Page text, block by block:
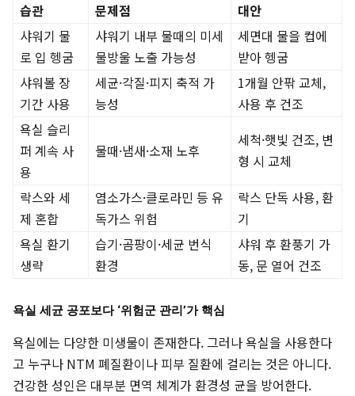
습관 문제점
대안
샤워기 물
로 입 헹굼
샤워기 내부 물때의 미세
물방울 노출 가능성
세면대 물을 컵에
받아 헹굼
샤워볼 장
기간 사용
세균·각질·피지 축적 가
능성
1개월 안팎 교체,
사용 후 건조
욕실 슬리
퍼 계속 사
용
물때·냄새·소재 노후
세척·햇빛 건조, 변
형 시 교체
락스와 세
제 혼합
염소가스·클로라민 등 유
독가스 위험
락스 단독 사용, 환
기
욕실 환기
생략
습기·곰팡이·세균 번식
환경
샤워 후 환풍기 가
동, 문 열어 건조
욕실 세균 공포보다 ‘위험군 관리’가 핵심
욕실에는 다양한 미생물이 존재한다. 그러나 욕실을 사용한다
고 누구나 NTM 폐질환이나 피부 질환에 걸리는 것은 아니다.
건강한 성인은 대부분 면역 체계가 환경성 균을 방어한다.